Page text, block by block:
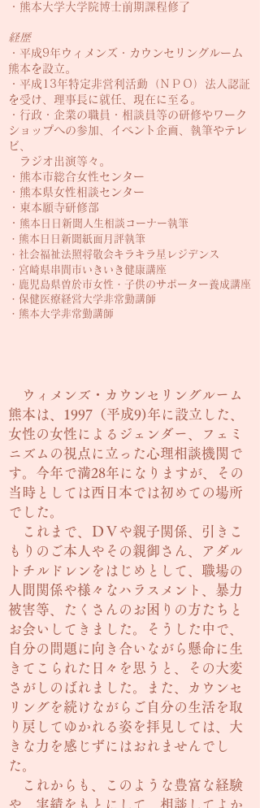
・熊本大学大学院博士前期課程修了
経歴
・平成9年ウィメンズ・カウンセリングルーム
熊本を設立。
・平成13年特定非営利活動（ＮＰＯ）法人認証
を受け、理事長に就任、現在に至る。
・行政・企業の職員・相談員等の研修やワーク
ショップへの参加、イベント企画、執筆やテレ
ビ、
ラジオ出演等々。
・熊本市総合女性センター
・熊本県女性相談センター
・東本願寺研修部
​・ 熊本日日新聞人生相談コーナー執筆
​・熊本日日新聞紙面月評執筆
​・社会福祉法照将敬会キラキラ星レジデンス
・ 宮崎県串間市いきいき健康講座
・鹿児島県曽於市女性・子供のサポーター養成講座
・保健医療経営大学非常勤講師
​・熊本大学非常勤講師
ウィメンズ・カウンセリングルーム
熊本は、1997（平成9)年に設立した、
女性の女性によるジェンダー、フェミ
ニズムの視点に立った心理相談機関で
す。今年で満28年になりますが、その
当時としては西日本では初めての場所
でした。
これまで、ＤＶや親子関係、引きこ
もりのご本人やその親御さん、アダル
トチルドレンをはじめとして、職場の
人間関係や様々なハラスメント、暴力
被害等、たくさんのお困りの方たちと
お会いしてきました。そうした中で、
自分の問題に向き合いながら懸命に生
きてこられた日々を思うと、その大変
さがしのばれました。また、カウンセ
リングを続けながらご自分の生活を取
り戻してゆかれる姿を拝見しては、大
きな力を感じずにはおれませんでし
た。
これからも、このような豊富な経験
や、実績をもとにして、相談してよか